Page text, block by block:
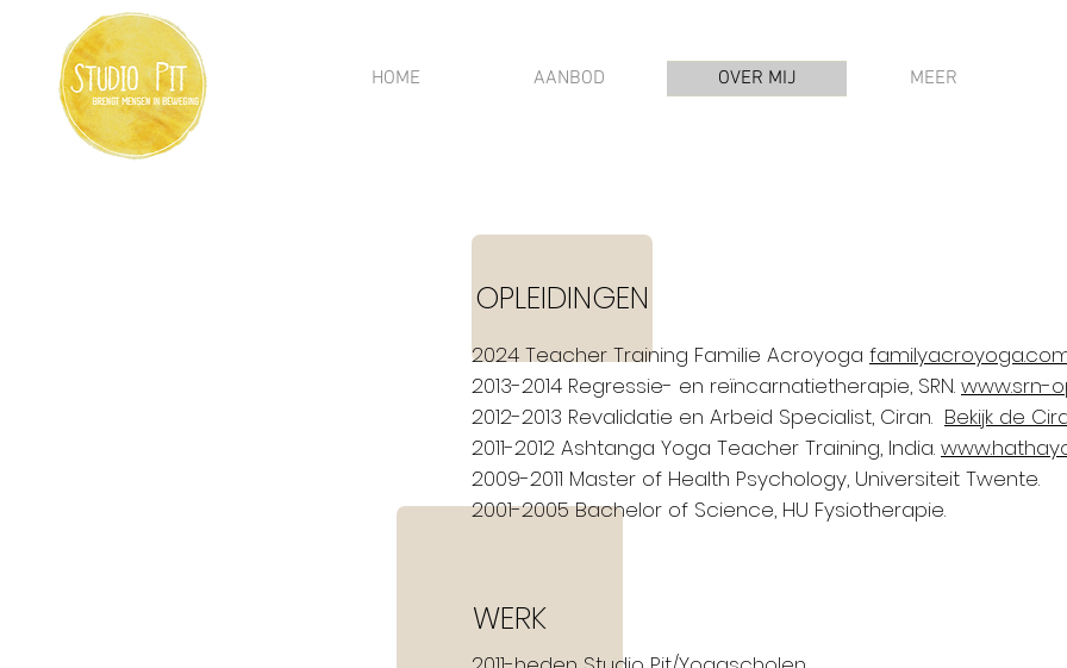
HOME AANBOD OVER MIJ MEER
OPLEIDINGEN
WERK
2024 Teacher Training Familie Acroyoga
2013-2014 Regressie- en reïncarnatietherapie, SRN. www.srn-
2012-2013 Revalidatie en Arbeid Specialist, Ciran. Bekijk de
2011-2012 Ashtanga Yoga Teacher Training, India.
2009-2011 Master of Health Psychology, Universiteit Twente.
2001-2005 Bachelor of Science, HU Fysiotherapie.